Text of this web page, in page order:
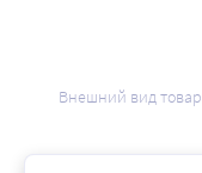
Внешний вид